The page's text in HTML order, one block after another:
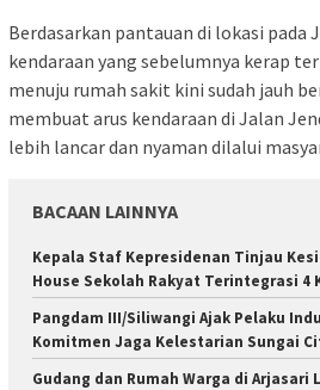
Berdasarkan pantauan di lokasi pada
kendaraan yang sebelumnya kerap
menuju rumah sakit kini sudah jauh
membuat arus kendaraan di Jalan
lebih lancar dan nyaman dilalui
BACAAN LAINNYA
Kepala Staf Kepresidenan Tinjau
House Sekolah Rakyat Terintegrasi 4
Pangdam III/Siliwangi Ajak Pelaku
Komitmen Jaga Kelestarian Sungai
Gudang dan Rumah Warga di Arjasari